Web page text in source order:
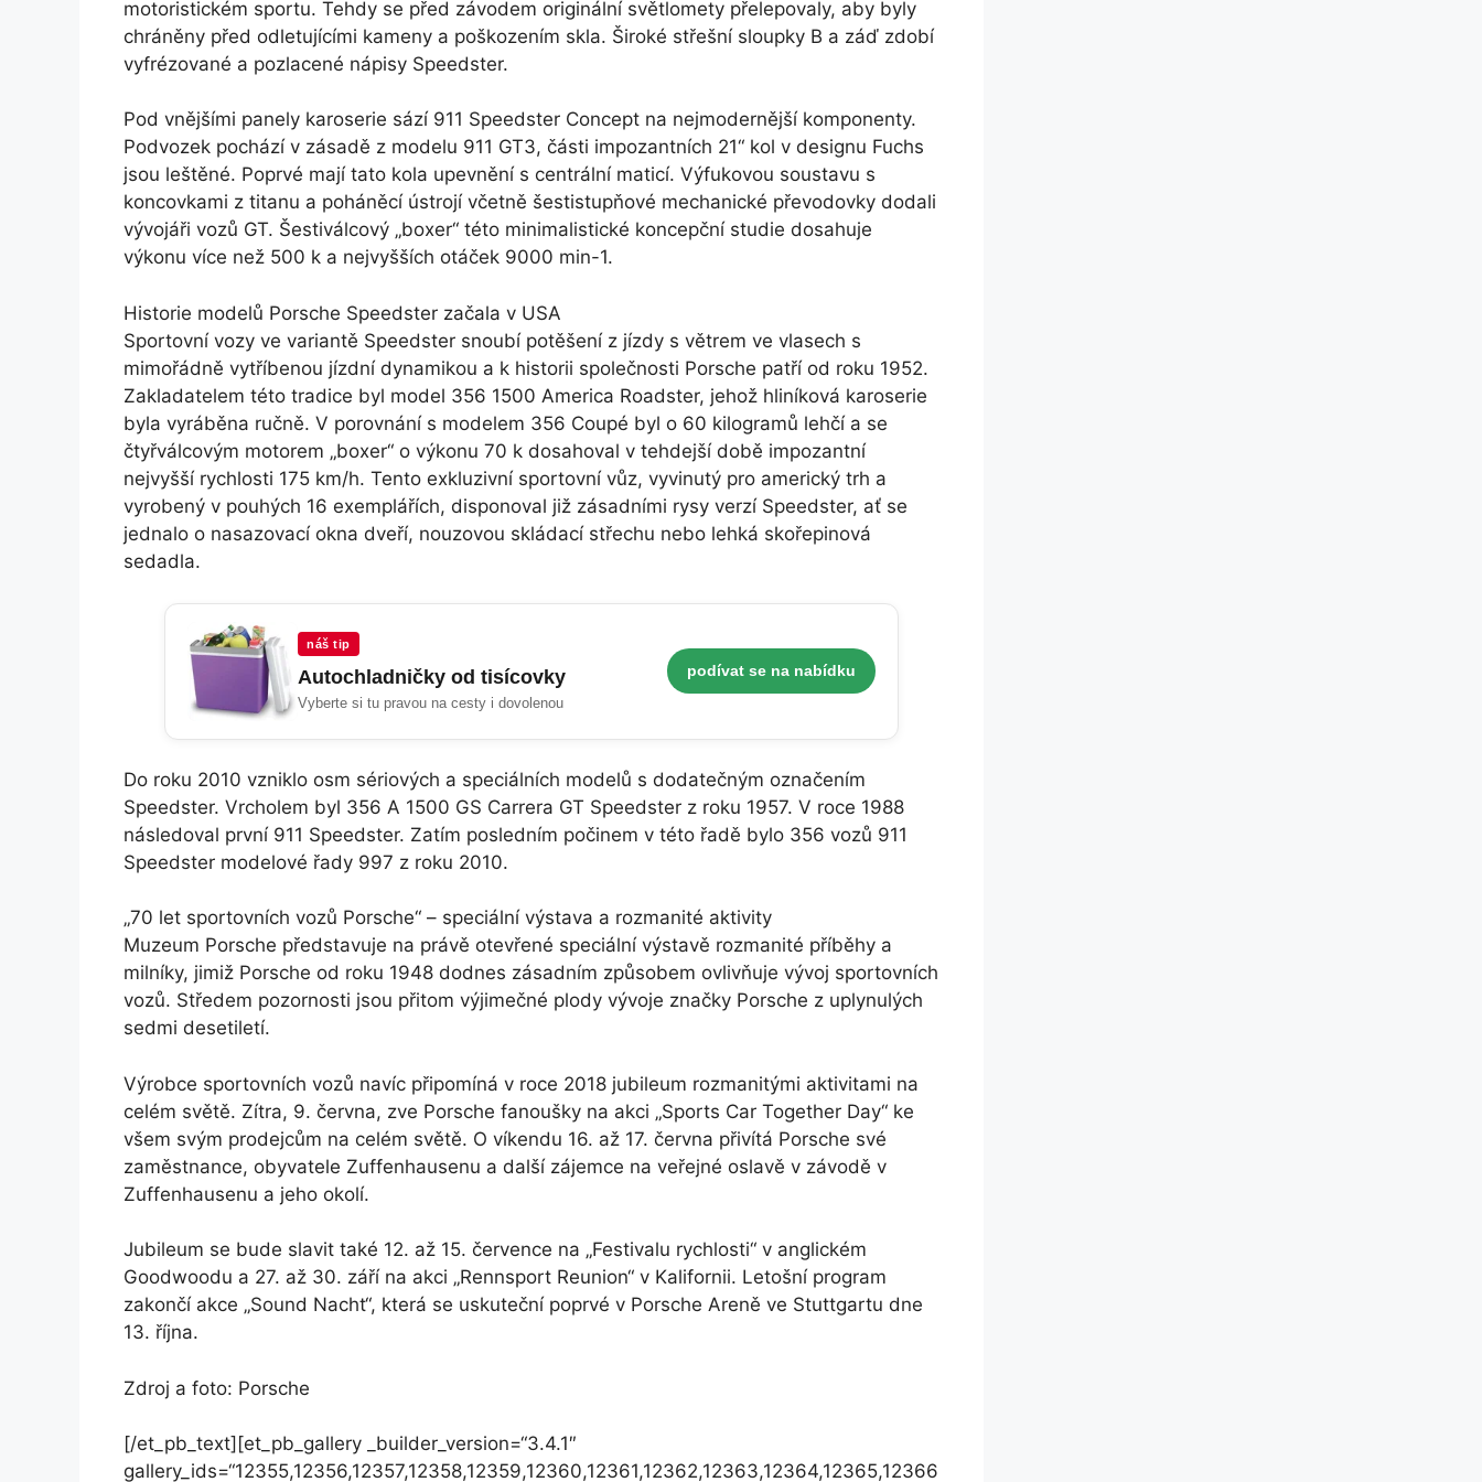
motoristickém sportu. Tehdy se před závodem originální světlomety přelepovaly, aby byly
chráněny před odletujícími kameny a poškozením skla. Široké střešní sloupky B a záď zdobí
vyfrézované a pozlacené nápisy Speedster.
Pod vnějšími panely karoserie sází 911 Speedster Concept na nejmodernější komponenty.
Podvozek pochází v zásadě z modelu 911 GT3, části impozantních 21“ kol v designu Fuchs
jsou leštěné. Poprvé mají tato kola upevnění s centrální maticí. Výfukovou soustavu s
koncovkami z titanu a poháněcí ústrojí včetně šestistupňové mechanické převodovky dodali
vývojáři vozů GT. Šestiválcový „boxer“ této minimalistické koncepční studie dosahuje
výkonu více než 500 k a nejvyšších otáček 9000 min-1.
Historie modelů Porsche Speedster začala v USA
Sportovní vozy ve variantě Speedster snoubí potěšení z jízdy s větrem ve vlasech s
mimořádně vytříbenou jízdní dynamikou a k historii společnosti Porsche patří od roku 1952.
Zakladatelem této tradice byl model 356 1500 America Roadster, jehož hliníková karoserie
byla vyráběna ručně. V porovnání s modelem 356 Coupé byl o 60 kilogramů lehčí a se
čtyřválcovým motorem „boxer“ o výkonu 70 k dosahoval v tehdejší době impozantní
nejvyšší rychlosti 175 km/h. Tento exkluzivní sportovní vůz, vyvinutý pro americký trh a
vyrobený v pouhých 16 exemplářích, disponoval již zásadními rysy verzí Speedster, ať se
jednalo o nasazovací okna dveří, nouzovou skládací střechu nebo lehká skořepinová
sedadla.
náš tip
Autochladničky od tisícovky
Vyberte si tu pravou na cesty i dovolenou
podívat se na nabídku
Do roku 2010 vzniklo osm sériových a speciálních modelů s dodatečným označením
Speedster. Vrcholem byl 356 A 1500 GS Carrera GT Speedster z roku 1957. V roce 1988
následoval první 911 Speedster. Zatím posledním počinem v této řadě bylo 356 vozů 911
Speedster modelové řady 997 z roku 2010.
„70 let sportovních vozů Porsche“ – speciální výstava a rozmanité aktivity
Muzeum Porsche představuje na právě otevřené speciální výstavě rozmanité příběhy a
milníky, jimiž Porsche od roku 1948 dodnes zásadním způsobem ovlivňuje vývoj sportovních
vozů. Středem pozornosti jsou přitom výjimečné plody vývoje značky Porsche z uplynulých
sedmi desetiletí.
Výrobce sportovních vozů navíc připomíná v roce 2018 jubileum rozmanitými aktivitami na
celém světě. Zítra, 9. června, zve Porsche fanoušky na akci „Sports Car Together Day“ ke
všem svým prodejcům na celém světě. O víkendu 16. až 17. června přivítá Porsche své
zaměstnance, obyvatele Zuffenhausenu a další zájemce na veřejné oslavě v závodě v
Zuffenhausenu a jeho okolí.
Jubileum se bude slavit také 12. až 15. července na „Festivalu rychlosti“ v anglickém
Goodwoodu a 27. až 30. září na akci „Rennsport Reunion“ v Kalifornii. Letošní program
zakončí akce „Sound Nacht“, která se uskuteční poprvé v Porsche Areně ve Stuttgartu dne
13. října.
Zdroj a foto: Porsche
[/et_pb_text][et_pb_gallery _builder_version=“3.4.1″
gallery_ids=“12355,12356,12357,12358,12359,12360,12361,12362,12363,12364,12365,12366